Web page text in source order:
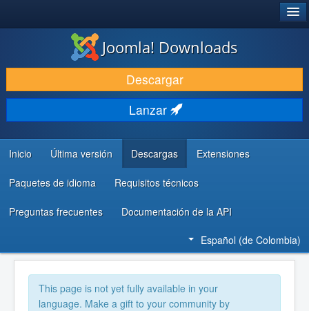
DESCARGAR
DESCUBRE Y APRENDE
COMUNIDAD Y AYUDA
RECURSOS PARA DESARROLLADORES
Joomla! Downloads
Descargar
Lanzar
Inicio Última versión Descargas Extensiones
Paquetes de idioma Requisitos técnicos
Preguntas frecuentes Documentación de la API
Español (de Colombia)
This page is not yet fully available in your
language. Make a gift to your community by